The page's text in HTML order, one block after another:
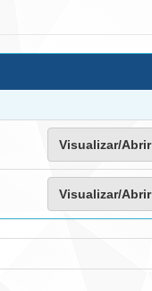
Visualizar/Abrir
Visualizar/Abrir